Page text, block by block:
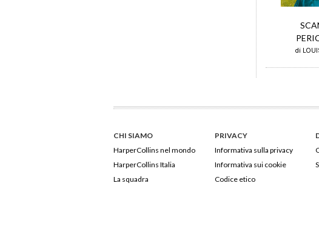
di
CHI SIAMO
HarperCollins nel mondo
HarperCollins Italia
La squadra
PRIVACY
Informativa sulla privacy
Informativa sui cookie
Codice etico